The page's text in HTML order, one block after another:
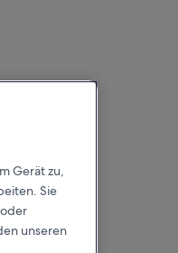
Gerät zu,
Sie
unseren